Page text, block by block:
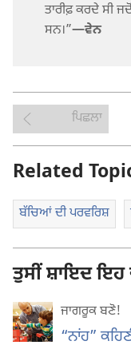
ਤਾਰੀਫ਼ ਕਰਦੇ ਸੀ
ਸਨ।”​—ਵੇਨ
ਪਿਛਲਾ
Related
ਬੱਚਿਆਂ ਦੀ ਪਰਵਰਿਸ਼
ਤੁਸੀਂ ਸ਼ਾਇਦ ਇਹ
ਜਾਗਰੂਕ ਬਣੋ!
“ਨਾਂਹ”